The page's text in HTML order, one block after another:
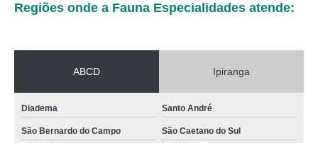
Regiões onde a Fauna Especialidades atende:
ABCD Ipiranga
Diadema Santo André
São Bernardo do Campo
São Caetano do Sul